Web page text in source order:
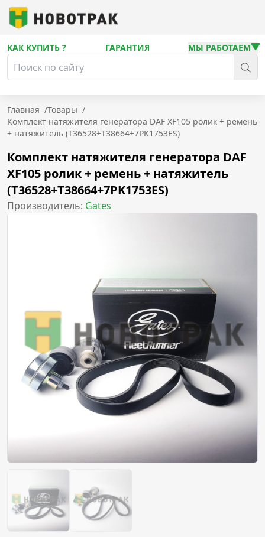
КАК КУПИТЬ ? ГАРАНТИЯ МЫ РАБОТАЕМ
Главная /Товары /
Комплект натяжителя генератора DAF XF105 ролик + ремень
+ натяжитель (T36528+T38664+7PK1753ES)
Комплект натяжителя генератора DAF
XF105 ролик + ремень + натяжитель
(T36528+T38664+7PK1753ES)
Производитель: Gates